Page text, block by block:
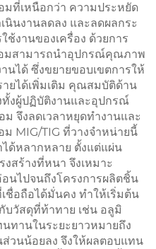
มที่เหนือกว่า ความประหยัด
นงานลดลง และลดผลกระ
งานของเครื่อง ด้วยการ
มสามารถนำอุปกรณ์คุณภาพ
นได้ ซึ่งขยายขอบเขตการให้
ายได้เพิ่มเติม คุณสมบัติด้าน
งผู้ปฏิบัติงานและอุปกรณ์
จึงลดเวลาหยุดทำงานและ
ม MIG/TIG ที่วางจำหน่ายนี้
ด้หลากหลาย ตั้งแต่แผ่น
สร้างที่หนา จึงเหมาะ
นไปจนถึงโครงการผลิตชิ้น
ชื่อถือได้มั่นคง ทำให้เริ่มต้น
บวัสดุที่ท้าทาย เช่น อลูมิ
ทานในระยะยาวหมายถึง
วนน้อยลง จึงให้ผลตอบแทน